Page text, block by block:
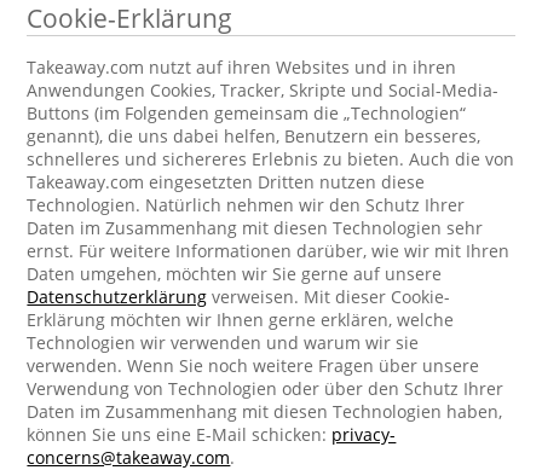
Cookie-Erklärung
Takeaway.com nutzt auf ihren Websites und in ihren
Anwendungen Cookies, Tracker, Skripte und Social-Media-
Buttons (im Folgenden gemeinsam die „Technologien“
genannt), die uns dabei helfen, Benutzern ein besseres,
schnelleres und sichereres Erlebnis zu bieten. Auch die von
Takeaway.com eingesetzten Dritten nutzen diese
Technologien. Natürlich nehmen wir den Schutz Ihrer
Daten im Zusammenhang mit diesen Technologien sehr
ernst. Für weitere Informationen darüber, wie wir mit Ihren
Daten umgehen, möchten wir Sie gerne auf unsere
Datenschutzerklärung verweisen. Mit dieser Cookie-
Erklärung möchten wir Ihnen gerne erklären, welche
Technologien wir verwenden und warum wir sie
verwenden. Wenn Sie noch weitere Fragen über unsere
Verwendung von Technologien oder über den Schutz Ihrer
Daten im Zusammenhang mit diesen Technologien haben,
können Sie uns eine E-Mail schicken: privacy-
concerns@takeaway.com.